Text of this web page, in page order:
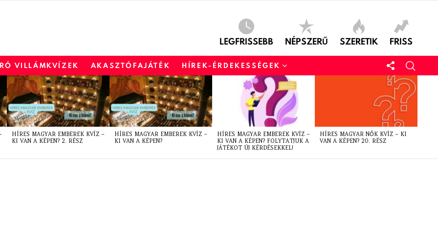
LEGFRISSEBB NÉPSZERŰ SZERETIK FRISS
VILLÁMKVÍZEK AKASZTÓFAJÁTÉK HÍREK-ÉRDEKESSÉGEK
HÍRES MAGYAR EMBEREK KVÍZ –
KI VAN A KÉPEN? 2. RÉSZ
HÍRES MAGYAR EMBEREK KVÍZ –
KI VAN A KÉPEN?
HÍRES MAGYAR EMBEREK KVÍZ –
KI VAN A KÉPEN? FOLYTATJUK A
JÁTÉKOT ÚJ KÉRDÉSEKKEL!
HÍRES MAGYAR NŐK KVÍZ – KI
VAN A KÉPEN? 20. RÉSZ